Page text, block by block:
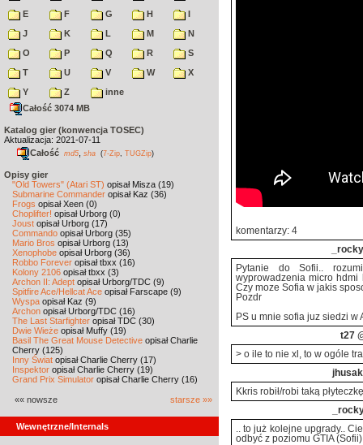
E
F G H
I
J
K L M
N
O
P Q R
S
T
U V W
X
Y
Z
inne
Całość 3074 MB
Katalog gier (konwencja TOSEC)
Aktualizacja: 2021-07-11
Całość md5 sha (7-Zip TUGZip)
Opisy gier
"Old Towers" (Atari ST) opisał Misza (19)
Submarine Commander opisał Kaz (36)
Frogs opisał Xeen (0)
Choplifter! opisał Urborg (0)
Joust opisał Urborg (17)
Commando opisał Urborg (35)
Mario Bros opisał Urborg (13)
Xenophobe opisał Urborg (36)
Robbo Forever opisał tbxx (16)
Kolony 2106 opisał tbxx (3)
Archon II: Adept opisał Urborg/TDC (9)
Spitfire Ace/Hellcat Ace opisał Farscape (9)
Wyspa opisał Kaz (9)
Archon opisał Urborg/TDC (16)
The Last Starfighter opisał TDC (30)
Dwie Wieże opisał Muffy (19)
Basil The Great Mouse Detective opisał Charlie
Cherry (125)
Inny Świat opisał Charlie Cherry (17)
Inspektor opisał Charlie Cherry (19)
Grand Prix Simulator opisał Charlie Cherry (16)
«« nowsze starsze »»
Wewnętrzne/Internals
komentarzy: 4
_rocky
Pytanie do Sofii..
wyprowadzenia micro
Czy moze Sofia w jakis
Pozdr
PS u mnie sofia juz siedzi w
t27
> o ile to nie xl, to w ogóle
jhusak
Kkris robił/robi taką
.. to już kolejne upgrady..
odbyć z poziomu GTIA